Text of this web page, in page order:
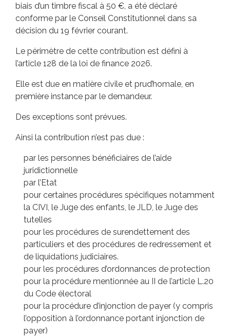
biais d’un timbre fiscal à 50 €, a été déclaré
conforme par le Conseil Constitutionnel dans sa
décision du 19 février courant.
Le périmètre de cette contribution est défini à
l’article 128 de la loi de finance 2026.
Elle est due en matière civile et prud’homale, en
première instance par le demandeur.
Des exceptions sont prévues.
Ainsi la contribution n’est pas due :
par les personnes bénéficiaires de l’aide
juridictionnelle
par l’Etat
pour certaines procédures spécifiques notamment
la CIVI, le Juge des enfants, le JLD, le Juge des
tutelles
pour les procédures de surendettement des
particuliers et des procédures de redressement et
de liquidations judiciaires.
pour les procédures d’ordonnances de protection
pour la procédure mentionnée au II de l’article L.20
du Code électoral
pour la procédure d’injonction de payer (y compris
l’opposition à l’ordonnance portant injonction de
payer)